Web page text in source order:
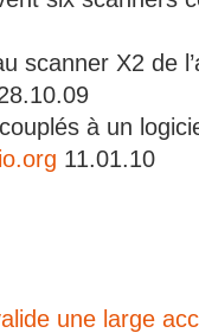
scanner X2 de
à un
11.01.10
une large